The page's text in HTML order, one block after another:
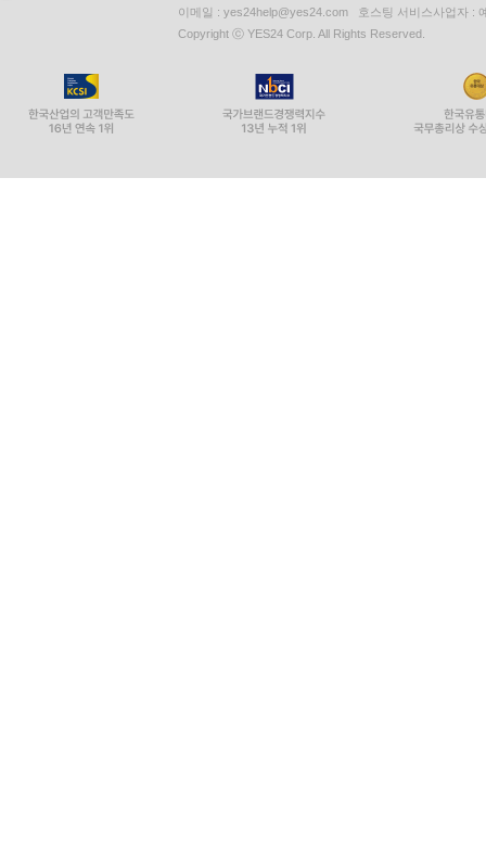
이메일 : yes24help@yes24.com 호스팅 서비스사업자 :
Copyright ⓒ YES24 Corp. All Rights Reserved.